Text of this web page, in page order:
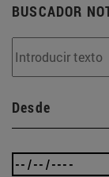
BUSCADOR
Desde